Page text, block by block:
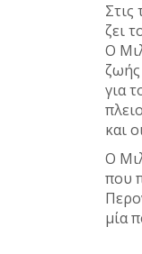
Στις
ζει
Ο
ζωής
για
και
Ο
που
μία